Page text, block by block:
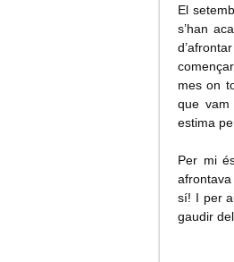
El
s’han
mes on
que vam
estima
Per mi
sí! I per
gaudir